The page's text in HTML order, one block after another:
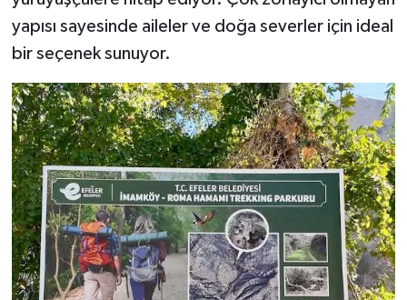
yapısı sayesinde aileler ve doğa severler için ideal
bir seçenek sunuyor.